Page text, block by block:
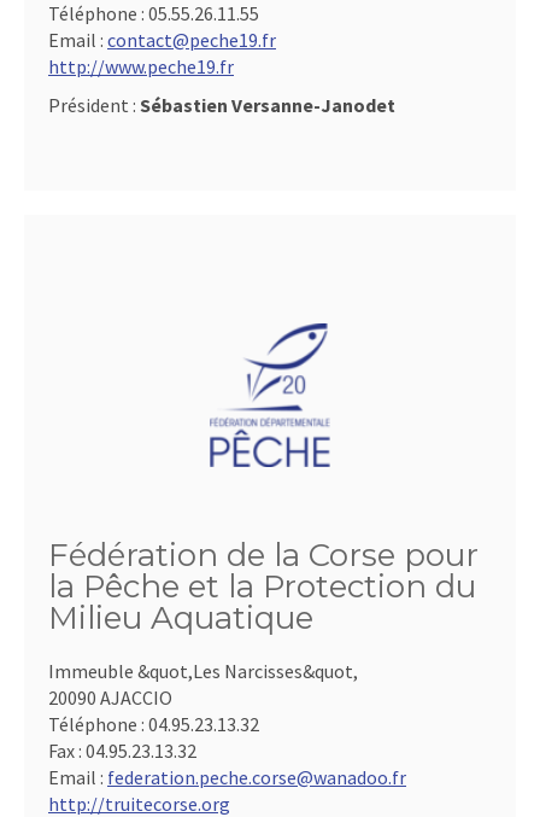
Téléphone : 05.55.26.11.55
Email : contact@peche19.fr
http://www.peche19.fr
Président : Sébastien Versanne-Janodet
Fédération de la Corse pour
la Pêche et la Protection du
Milieu Aquatique
Immeuble &quot,Les Narcisses&quot,
20090 AJACCIO
Téléphone : 04.95.23.13.32
Fax : 04.95.23.13.32
Email : federation.peche.corse@wanadoo.fr
http://truitecorse.org